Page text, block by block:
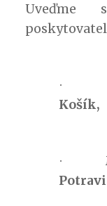
Uveďme
·
Košík,
·